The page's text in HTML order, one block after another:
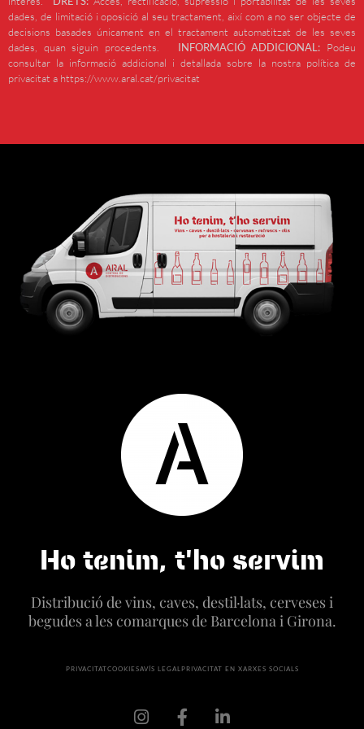
dades, de limitació i oposició al seu tractament, així com a no ser objecte de
decisions basades únicament en el tractament automatitzat de les seves
dades, quan siguin procedents. INFORMACIÓ ADDICIONAL: Podeu
consultar la informació addicional i detallada sobre la nostra política de
privacitat a https://www.aral.cat/privacitat
Ho tenim, t'ho servim
Distribució de vins, caves, destil·lats, cerveses i
begudes a les comarques de Barcelona i Girona.
PRIVACITATCOOKIESAVÍS LEGAL PRIVACITAT EN XARXES SOCIALS